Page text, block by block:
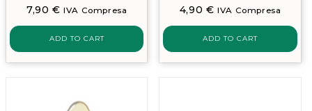
7,90 € IVA Compresa
ADD TO CART
4,90 € IVA Compresa
ADD TO CART